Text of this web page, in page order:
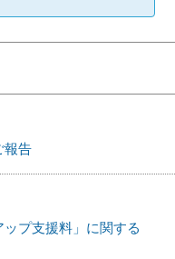
報告
プ支援料」に関する